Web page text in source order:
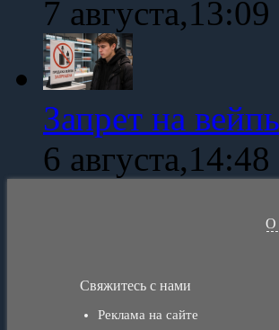
7 августа,13:09
Запрет на
6 августа,14:48
О
Свяжитесь с нами
Реклама на сайте